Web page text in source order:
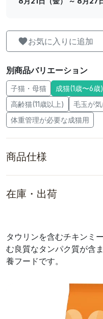
お気に入りに追加
別商品バリエーション
子猫・母猫 成猫(1歳〜6歳)
高齢猫(11歳以上)
毛玉が
体重管理が必要な成猫用
商品仕様
在庫・出荷
タウリンを含むチキンミ
む良質なタンパク質が含
養フードです。